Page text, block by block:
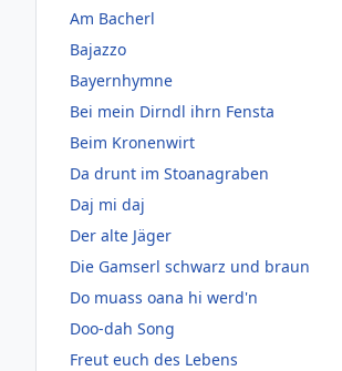
Am Bacherl
Bajazzo
Bayernhymne
Bei mein Dirndl ihrn Fensta
Beim Kronenwirt
Da drunt im Stoanagraben
Daj mi daj
Der alte Jäger
Die Gamserl schwarz und braun
Do muass oana hi werd'n
Doo-dah Song
Freut euch des Lebens